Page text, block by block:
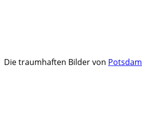
Die traumhaften Bilder von Potsdam